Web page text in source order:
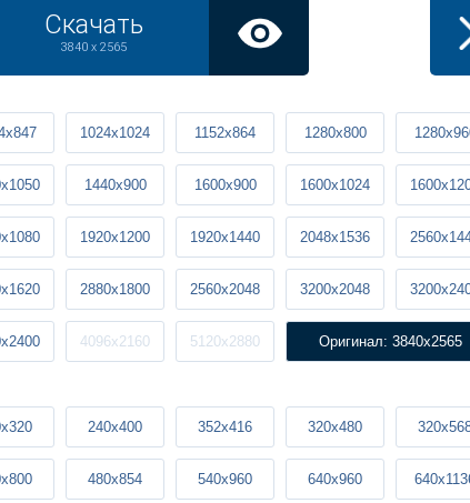
Скачать
3840 x 2565
1024x1024 1152x864 1280x800
1440x900 1600x900 1600x1024
1920x1200 1920x1440 2048x1536
2880x1800 2560x2048 3200x2048
4096x2160 5120x2880 Оригинал: 3840x2565
240x400 352x416 320x480
480x854 540x960 640x960